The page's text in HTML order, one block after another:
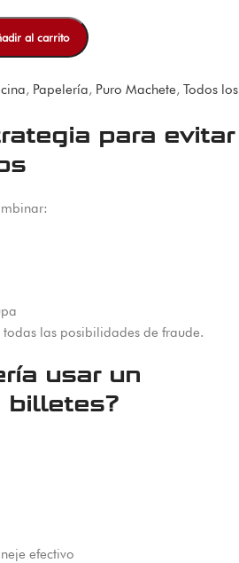
al carrito
, Papelería, Puro Machete, Todos los
para evitar
las posibilidades de fraude.
usar un
billetes?
efectivo